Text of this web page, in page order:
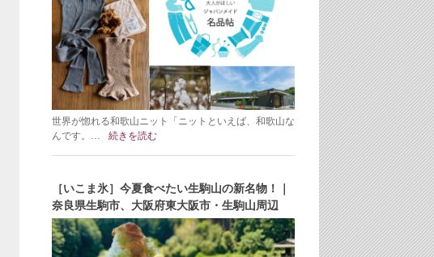
世界が惚れる和歌山ニット「ニットといえば、和歌山な
んです。…
続きを読む
［いこま氷］今夏食べたい生駒山の新名物！｜
奈良県生駒市、大阪府東大阪市・生駒山周辺